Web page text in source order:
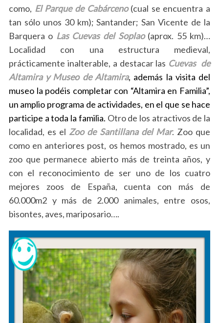
como, El Parque de Cabárceno(cual se encuentra a
tan sólo unos 30 km); Santander; San Vicente de la
Barquera o Las Cuevas del Soplao(aprox. 55 km)…
Localidad con una estructura medieval,
prácticamente inalterable, a destacar las Cuevas de
Altamira y Museo de Altamira, además la visita del
museo la podéis completar con “Altamira en Familia”,
un amplio programa de actividades, en el que se hace
participe a toda la familia. Otro de los atractivos de la
localidad, es el Zoo de Santillana del Mar. Zoo que
como en anteriores post, os hemos mostrado, es un
zoo que permanece abierto más de treinta años, y
con el reconocimiento de ser uno de los cuatro
mejores zoos de España, cuenta con más de
60.000m2 y más de 2.000 animales, entre osos,
bisontes, aves, mariposario….